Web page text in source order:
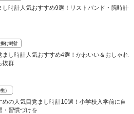
し時計人気おすすめ9選！リストバンド・腕時計
け時計
まし時計人気おすすめ4選！かわいい＆おしゃれ
抜群
）
めの人気目覚まし時計10選！小学校入学前に自
・習慣づけを